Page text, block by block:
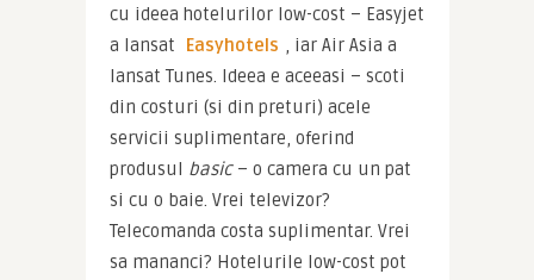
cu ideea hotelurilor low-cost – Easyjet
a lansat
Easyhotels , iar Air Asia a
lansat Tunes. Ideea e aceeasi – scoti
din costuri (si din preturi) acele
servicii suplimentare, oferind
produsul basic – o camera cu un pat
si cu o baie. Vrei televizor?
Telecomanda costa suplimentar. Vrei
sa mananci? Hotelurile low-cost pot